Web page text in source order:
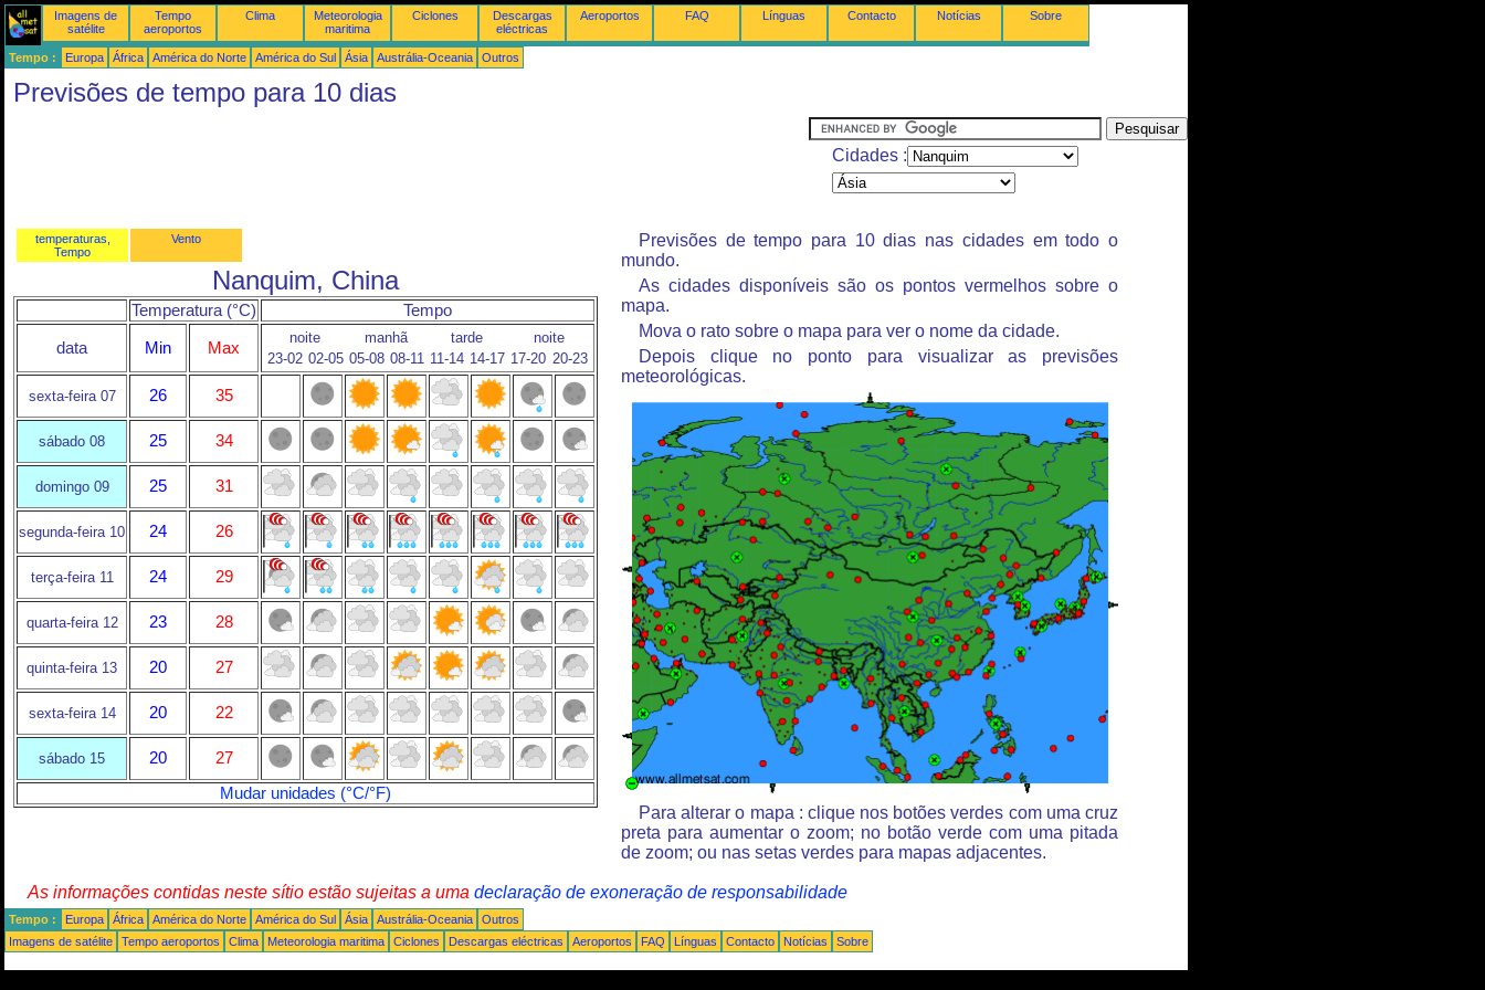
Imagens de
satélite
Tempo
aeroportos
Clima
Meteorologia
maritima
Ciclones
Descargas
eléctricas
Aeroportos FAQ Línguas Contacto Notícias Sobre
Tempo : Europa África América do Norte América do Sul Ásia Austrália-Oceania Outros
Previsões de tempo para 10 dias
Cidades :
temperaturas,
Tempo
Vento
Nanquim, China
Temperatura (°C) Tempo
data Min Max
noite manhã tarde
noite
23-02 02-05 05-08 08-11 11-14 14-17 17-20 20-23
sexta-feira 07 26 35
sábado 08 25 34
domingo 09 25 31
segunda-feira 10 24 26
terça-feira 11 24 29
quarta-feira 12 23 28
quinta-feira 13 20 27
sexta-feira 14 20 22
sábado 15 20
27
Mudar unidades (°C/°F)
Previsões de tempo para 10 dias nas cidades em todo o
mundo.
As cidades disponíveis são os pontos vermelhos sobre o
mapa.
Mova o rato sobre o mapa para ver o nome da cidade.
Depois clique no ponto para visualizar as previsões
meteorológicas.
Para alterar o mapa : clique nos botões verdes com uma cruz
preta para aumentar o zoom; no botão verde com uma pitada
de zoom; ou nas setas verdes para mapas adjacentes.
As informações contidas neste sítio estão sujeitas a uma declaração de exoneração de responsabilidade
Tempo : Europa África América do Norte América do Sul Ásia Austrália-Oceania
Outros
Imagens de satélite
Tempo aeroportos Clima Meteorologia maritima Ciclones Descargas eléctricas Aeroportos FAQ Línguas Contacto Notícias Sobre